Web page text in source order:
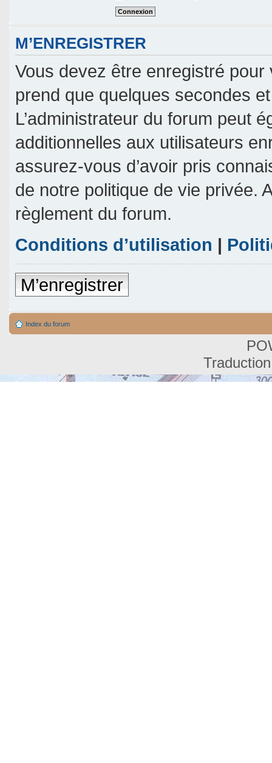
M’ENREGISTRER
Vous devez être enregistré pour
prend que quelques secondes
L’administrateur du forum peut
additionnelles aux utilisateurs
assurez-vous d’avoir pris
de notre politique de vie privée.
règlement du forum.
Conditions d’utilisation |
M’enregistrer
Index du forum